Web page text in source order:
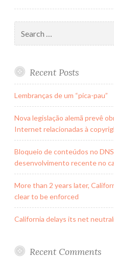
for:
Recent Posts
Lembranças de um “pica-pau”
Nova legislação alemã prevê
Internet relacionadas à
Bloqueio de conteúdos no
desenvolvimento recente no
More than 2 years later,
clear to be enforced
California delays its net
Recent Comments